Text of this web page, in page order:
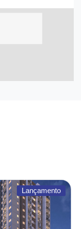
Lançamento